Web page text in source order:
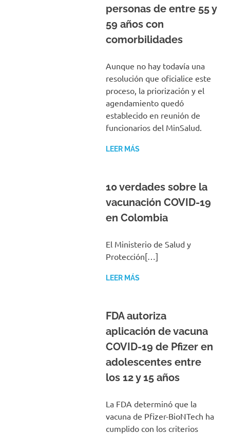
personas de entre 55 y
59 años con
comorbilidades
Aunque no hay todavía una
resolución que oficialice este
proceso, la priorización y el
agendamiento quedó
establecido en reunión de
funcionarios del MinSalud.
LEER MÁS
10 verdades sobre la
vacunación COVID-19
en Colombia
El Ministerio de Salud y
Protección[…]
LEER MÁS
FDA autoriza
aplicación de vacuna
COVID-19 de Pfizer en
adolescentes entre
los 12 y 15 años
La FDA determinó que la
vacuna de Pfizer-BioNTech ha
cumplido con los criterios